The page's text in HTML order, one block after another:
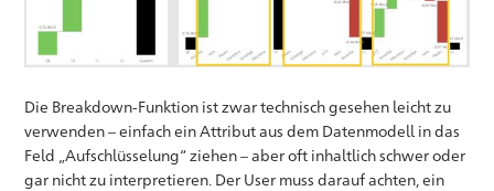
Die Breakdown-Funktion ist zwar technisch gesehen leicht zu
verwenden – einfach ein Attribut aus dem Datenmodell in das
Feld „Aufschlüsselung“ ziehen – aber oft inhaltlich schwer oder
gar nicht zu interpretieren. Der User muss darauf achten, ein